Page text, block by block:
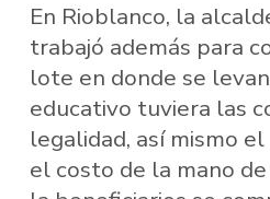
En Rioblanco, la
trabajó además para
lote en donde se
educativo tuviera las
legalidad, así mismo
el costo de la mano